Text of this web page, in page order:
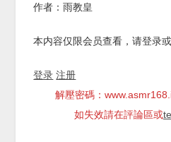
作者：雨教皇
本内容仅限会员查看，请登录或
登录 注册
解壓密碼：
如失效請在評論區或